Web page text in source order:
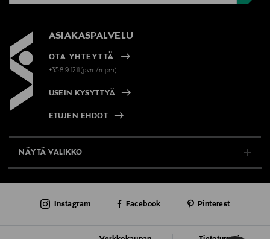
ASIAKASPALVELU
OTA YHTEYTTÄ
+358 9 1211(pvm/mpm)
USEIN KYSYTTYÄ
ETUJEN EHDOT
NÄYTÄ VALIKKO
AJANKOHTAISTA
Instagram Facebook Pinterest